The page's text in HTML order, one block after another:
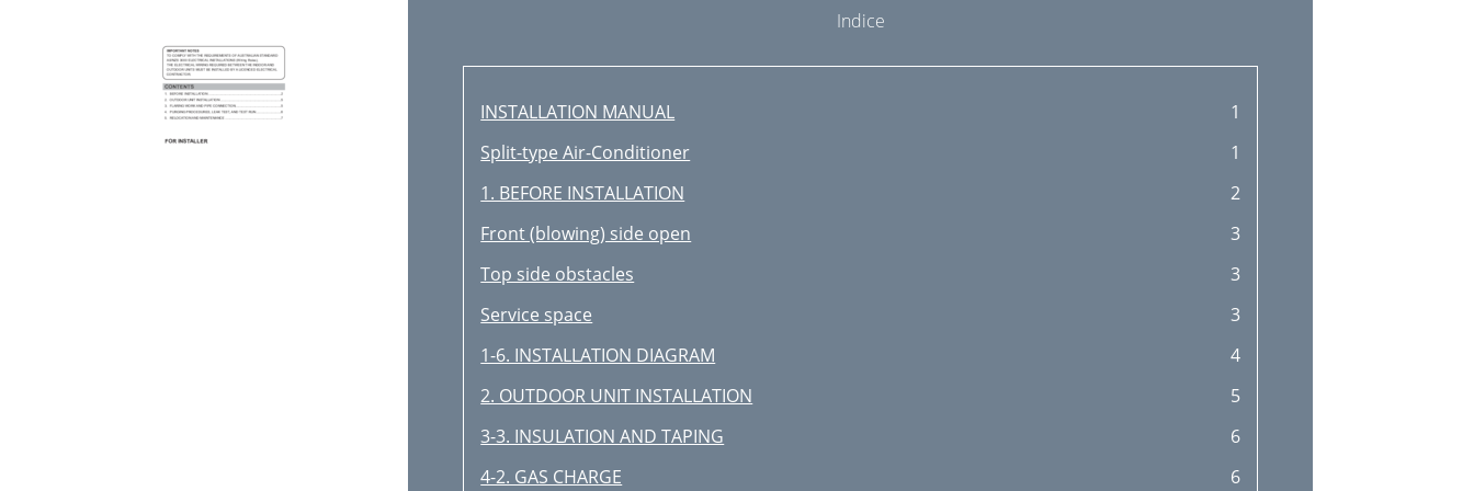
Indice
INSTALLATION MANUAL
1
Split-type Air-Conditioner
1
1. BEFORE INSTALLATION
2
Front (blowing) side open
3
Top side obstacles
3
Service space
3
1-6. INSTALLATION DIAGRAM
4
2. OUTDOOR UNIT INSTALLATION
5
3-3. INSULATION AND TAPING
6
4-2. GAS CHARGE
6